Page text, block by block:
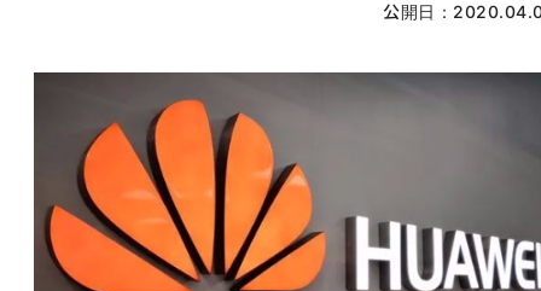
公開日：